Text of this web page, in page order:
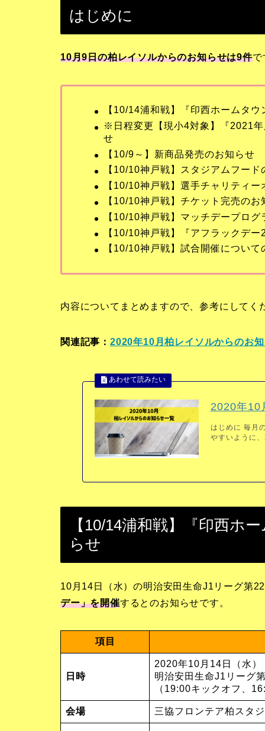
はじめに
10月9日の柏レイソルからのお知らせは9件で
【10/14浦和戦】『印西ホームタ
※日程変更【現小4対象】『2021
せ
【10/9～】新商品発売のお知らせ
【10/10神戸戦】スタジアムフード
【10/10神戸戦】選手チャリティー
【10/10神戸戦】チケット完売のお
【10/10神戸戦】マッチデープロ
【10/10神戸戦】『アフラックデ
【10/10神戸戦】試合開催について
内容についてまとめますので、参考にしてく
関連記事： 2020年10月柏レイソルからのお
2020年10
はじめに 毎月
やすいように
【10/14浦和戦】『印西ホ
らせ
10月14日（水）の明治安田生命J1リーグ第
デー」を開催するとのお知らせです。
項目
日時
2020年10月14日（水）
明治安田生命J1リーグ
（19:00キックオフ、
会場 三協フロンテア柏スタ